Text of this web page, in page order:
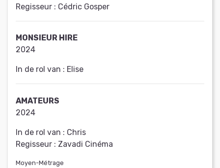
Regisseur : Cédric Gosper
MONSIEUR HIRE
2024
In de rol van : Elise
AMATEURS
2024
In de rol van : Chris
Regisseur : Zavadi Cinéma
Moyen-Métrage